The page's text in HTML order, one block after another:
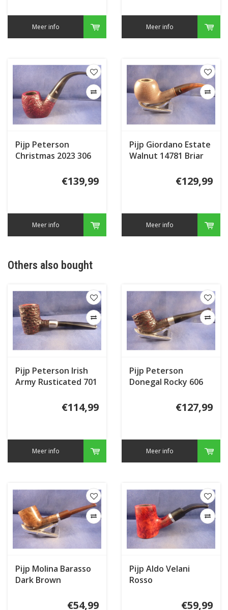
Meer info Meer info
Pijp Peterson
Christmas 2023 306
€139,99
Meer info
Pijp Giordano Estate
Walnut 14781 Briar
€129,99
Meer info
Others also bought
Pijp Peterson Irish
Army Rusticated 701
€114,99
Meer info
Pijp Peterson
Donegal Rocky 606
€127,99
Meer info
Pijp Molina Barasso
Dark Brown
€54,99
Pijp Aldo Velani
Rosso
€59,99